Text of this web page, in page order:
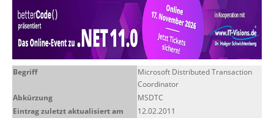
Wissen
Über uns
Suche
Begriff
Microsoft Distributed Transaction
Coordinator
Abkürzung
MSDTC
Eintrag zuletzt aktualisiert am
12.02.2011